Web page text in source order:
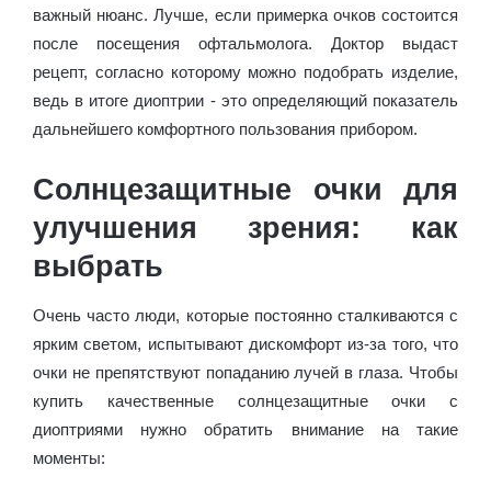
важный нюанс. Лучше, если примерка очков состоится
после посещения офтальмолога. Доктор выдаст
рецепт, согласно которому можно подобрать изделие,
ведь в итоге диоптрии - это определяющий показатель
дальнейшего комфортного пользования прибором.
Солнцезащитные очки для
улучшения зрения: как
выбрать
Очень часто люди, которые постоянно сталкиваются с
ярким светом, испытывают дискомфорт из-за того, что
очки не препятствуют попаданию лучей в глаза. Чтобы
купить качественные солнцезащитные очки с
диоптриями нужно обратить внимание на такие
моменты: